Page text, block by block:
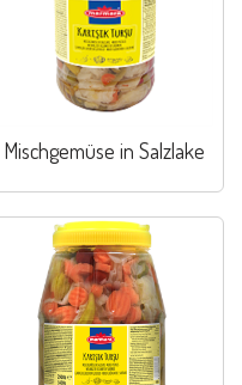
Mischgemüse in Salzlake